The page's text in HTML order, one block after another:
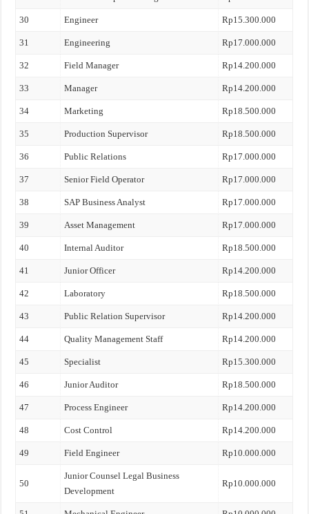
30 Engineer Rp15.300.000
31 Engineering Rp17.000.000
32 Field Manager Rp14.200.000
33 Manager Rp14.200.000
34 Marketing Rp18.500.000
35 Production Supervisor Rp18.500.000
36 Public Relations Rp17.000.000
37 Senior Field Operator Rp17.000.000
38 SAP Business Analyst Rp17.000.000
39 Asset Management Rp17.000.000
40 Internal Auditor Rp18.500.000
41 Junior Officer Rp14.200.000
42 Laboratory Rp18.500.000
43 Public Relation Supervisor Rp14.200.000
44 Quality Management Staff Rp14.200.000
45 Specialist Rp15.300.000
46 Junior Auditor Rp18.500.000
47 Process Engineer Rp14.200.000
48 Cost Control Rp14.200.000
49 Field Engineer Rp10.000.000
50
Junior Counsel Legal Business
Development
Rp10.000.000